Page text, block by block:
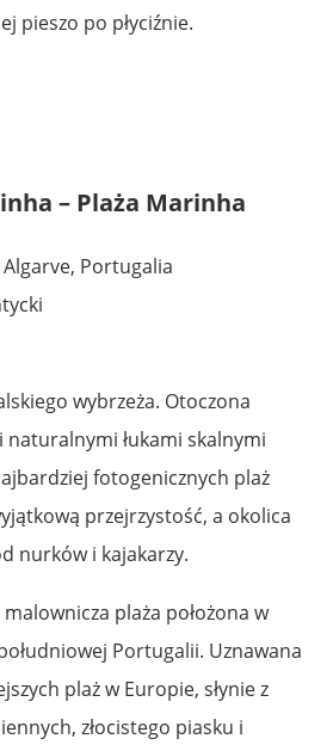
pieszo po płyciźnie.
– Plaża Marinha
Algarve, Portugalia
wybrzeża. Otoczona
łukami skalnymi
fotogenicznych plaż
przejrzystość, a okolica
nurków i kajakarzy.
plaża położona w
Portugalii. Uznawana
plaż w Europie, słynie z
złocistego piasku i